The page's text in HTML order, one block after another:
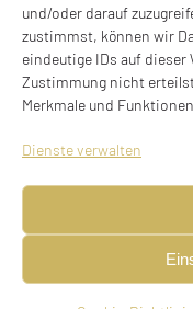
und/oder darauf
zustimmst, können wir
eindeutige IDs auf dieser
Zustimmung nicht
Merkmale und
Dienste verwalten
Terry Swartzberg
Tel. +49 89 411 54
Mobil +49 170 473